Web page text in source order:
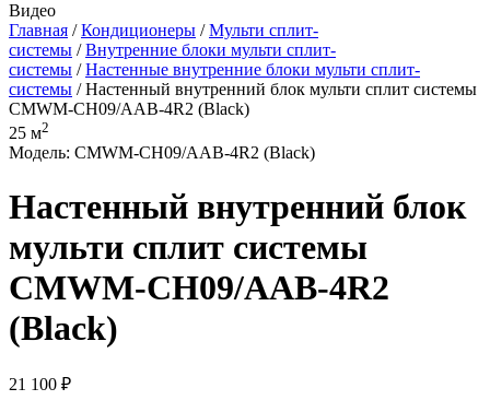
Видео
Главная /Кондиционеры /Мульти сплит-
системы /Внутренние блоки мульти сплит-
системы /Настенные внутренние блоки мульти сплит-
системы / Настенный внутренний блок мульти сплит системы
CMWM-CH09/AAB-4R2 (Black)
25 м2
Модель: CMWM-CH09/AAB-4R2 (Black)
Настенный внутренний блок
мульти сплит системы
CMWM-CH09/AAB-4R2
(Black)
21 100 ₽